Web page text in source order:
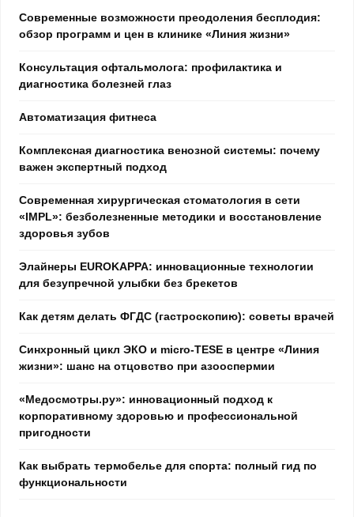
Современные возможности преодоления бесплодия:
обзор программ и цен в клинике «Линия жизни»
Консультация офтальмолога: профилактика и
диагностика болезней глаз
Автоматизация фитнеса
Комплексная диагностика венозной системы: почему
важен экспертный подход
Современная хирургическая стоматология в сети
«IMPL»: безболезненные методики и восстановление
здоровья зубов
Элайнеры EUROKAPPA: инновационные технологии
для безупречной улыбки без брекетов
Как детям делать ФГДС (гастроскопию): советы врачей
Синхронный цикл ЭКО и micro-TESE в центре «Линия
жизни»: шанс на отцовство при азооспермии
«Медосмотры.ру»: инновационный подход к
корпоративному здоровью и профессиональной
пригодности
Как выбрать термобелье для спорта: полный гид по
функциональности